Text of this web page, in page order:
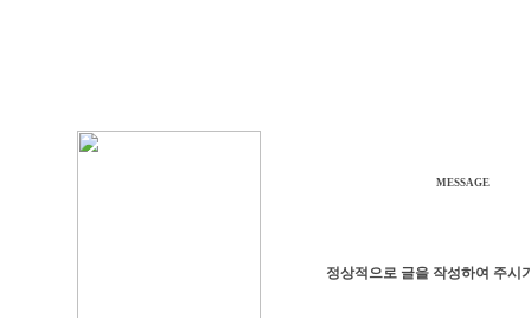
MESSAGE
정상적으로 글을 작성하여 주시